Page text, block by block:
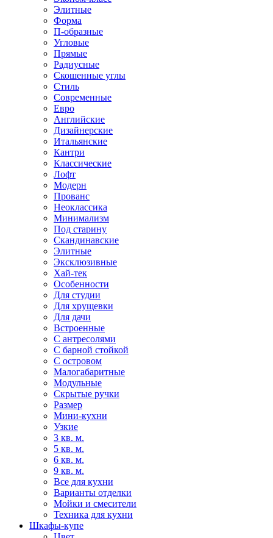
Элитные
Форма
П-образные
Угловые
Прямые
Радиусные
Скошенные углы
Стиль
Современные
Евро
Английские
Дизайнерские
Итальянские
Кантри
Классические
Лофт
Модерн
Прованс
Неоклассика
Минимализм
Под старину
Скандинавские
Элитные
Эксклюзивные
Хай-тек
Особенности
Для студии
Для хрущевки
Для дачи
Встроенные
С антресолями
С барной стойкой
С островом
Малогабаритные
Модульные
Скрытые ручки
Размер
Мини-кухни
Узкие
3 кв. м.
5 кв. м.
6 кв. м.
9 кв. м.
Все для кухни
Варианты отделки
Мойки и смесители
Техника для кухни
Шкафы-купе